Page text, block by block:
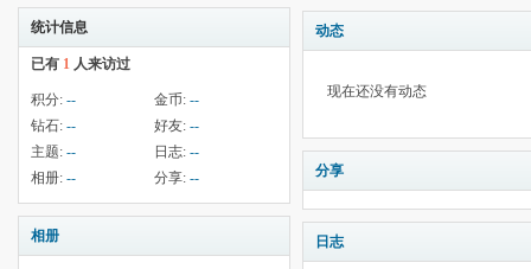
统计信息
已有 1 人来访过
积分: -- 金币: --
钻石: -- 好友: --
主题: -- 日志: --
相册: -- 分享: --
相册
动态
现在还没有动态
分享
日志